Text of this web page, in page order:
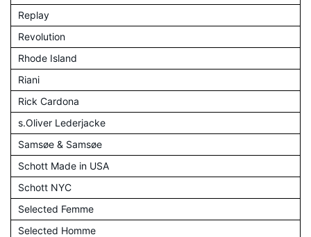
Replay
Revolution
Rhode Island
Riani
Rick Cardona
s.Oliver Lederjacke
Samsøe & Samsøe
Schott Made in USA
Schott NYC
Selected Femme
Selected Homme